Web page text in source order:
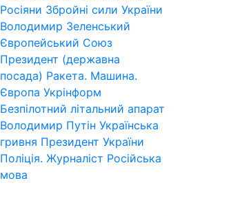
Росіяни Збройні сили України
Володимир Зеленський
Європейський Союз
Президент (державна
посада) Ракета. Машина.
Європа Укрінформ
Безпілотний літальний апарат
Володимир Путін Українська
гривня Президент України
Поліція. Журналіст Російська
мова